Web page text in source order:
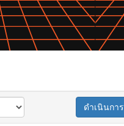
ดำเนินการ